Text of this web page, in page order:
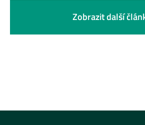
Zobrazit další